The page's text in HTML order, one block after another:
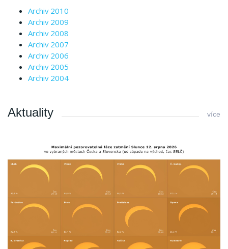
Archiv 2010
Archiv 2009
Archiv 2008
Archiv 2007
Archiv 2006
Archiv 2005
Archiv 2004
Aktuality více